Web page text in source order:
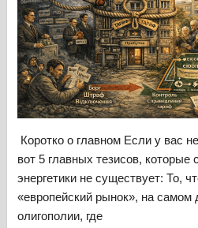
Коротко о главном Если у вас
вот 5 главных тезисов, которые
энергетики не существует: То,
«европейский рынок», на самом
олигополии, где